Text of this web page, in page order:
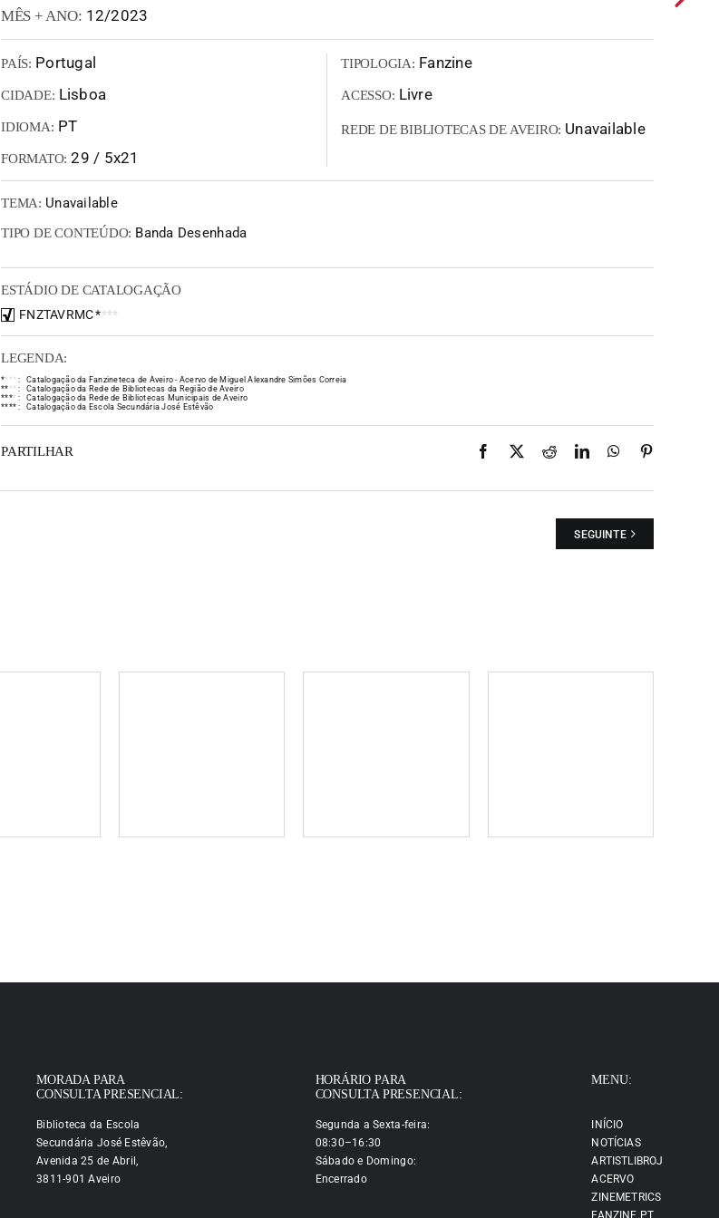
MÊS + ANO: 12/2023
PAÍS: Portugal
CIDADE: Lisboa
IDIOMA: PT
FORMATO: 29 / 5x21
TIPOLOGIA: Fanzine
ACESSO: Livre
REDE DE BIBLIOTECAS DE AVEIRO: Unavailable
TEMA: Unavailable
TIPO DE CONTEÚDO: Banda Desenhada
ESTÁDIO DE CATALOGAÇÃO
FNZTAVRMC****
LEGENDA:
** * * :
Catalogação da Fanzineteca de Aveiro - Acervo de Miguel Alexandre Simões Correia
** * * :
Catalogação da Rede de Bibliotecas da Região de Aveiro
**** :
Catalogação da Rede de Bibliotecas Municipais de Aveiro
**** : Catalogação da Escola Secundária José Estêvão
PARTILHAR Facebook
X RedditLinkedInWhatsApp
SEGUINTE
MORADA PARA
CONSULTA PRESENCIAL:
Biblioteca da Escola
Secundária José Estêvão,
Avenida 25 de Abril,
3811-901 Aveiro
HORÁRIO PARA
CONSULTA PRESENCIAL:
Segunda a Sexta-feira:
08:30–16:30
Sábado e Domingo:
Encerrado
MENU:
INÍCIO
NOTÍCIAS
ARTISTLIBROJ
ACERVO
ZINEMETRICS